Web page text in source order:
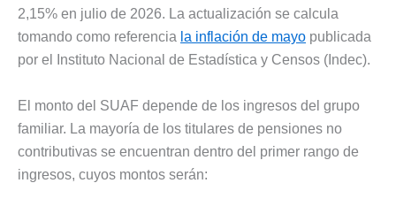
2,15% en julio de 2026. La actualización se calcula
tomando como referencia la inflación de mayo publicada
por el Instituto Nacional de Estadística y Censos (Indec).
El monto del SUAF depende de los ingresos del grupo
familiar. La mayoría de los titulares de pensiones no
contributivas se encuentran dentro del primer rango de
ingresos, cuyos montos serán: